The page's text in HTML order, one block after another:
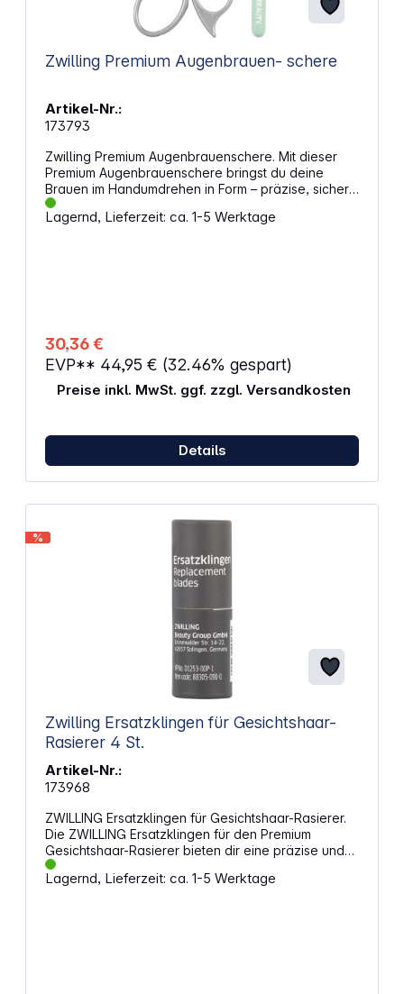
Zwilling Premium Augenbrauen- schere
Artikel-Nr.:
173793
Zwilling Premium Augenbrauenschere. Mit dieser
Premium Augenbrauenschere bringst du deine
Brauen im Handumdrehen in Form – präzise, sicher
und komfortabel. Die hauchdünnen, abgewinkelten
Klingen ermöglichen dir exaktes Schneiden, selbst
Schneide für maximale Präzision Ideal zum Formen
und Kürzen der Augenbrauen Verlängertes
Scherenauge für sicheres Arbeiten nahe am Auge
Hochwertiger, rostfreier und hypoallergener
Edelstahl Matt satinierte Oberfläche für langlebige
Handhabung Inklusive Bürstchen zum Kämmen und
Stylen der Augenbrauen
Lagernd, Lieferzeit: ca. 1-5 Werktage
30,36 €
EVP** 44,95 € (32.46% gespart)
Preise inkl. MwSt. ggf. zzgl. Versandkosten
Details
%
Zwilling Ersatzklingen für Gesichtshaar-
Rasierer 4 St.
Artikel-Nr.:
173968
ZWILLING Ersatzklingen für Gesichtshaar-Rasierer.
Die ZWILLING Ersatzklingen für den Premium
Gesichtshaar-Rasierer bieten dir eine präzise und
sichere Rasur. Mit vier rostfreien Edelstahlklingen,
die langlebig und hygienisch sind, kannst du sicher
Lagernd, Lieferzeit: ca. 1-5 Werktage